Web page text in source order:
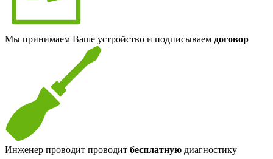
Мы принимаем Ваше устройство и подписываем договор
Инженер проводит проводит бесплатную диагностику